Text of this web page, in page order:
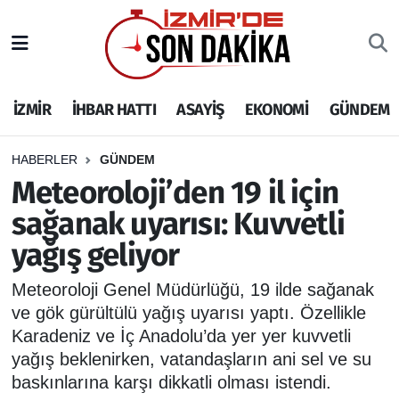
İZMİR İHBAR HATTI ASAYİŞ EKONOMİ GÜNDEM
HABERLER GÜNDEM
Meteoroloji’den 19 il için
sağanak uyarısı: Kuvvetli
yağış geliyor
Meteoroloji Genel Müdürlüğü, 19 ilde sağanak
ve gök gürültülü yağış uyarısı yaptı. Özellikle
Karadeniz ve İç Anadolu’da yer yer kuvvetli
yağış beklenirken, vatandaşların ani sel ve su
baskınlarına karşı dikkatli olması istendi.
İHBAR HATTI
DEPREM
GENEL
EKONOMİ
SİYASET
SPOR
ASAYİŞ
İzmir Nöbetçi Eczaneler
İzmir Hava Durumu
İzmir Namaz Vakitleri
İzmir Trafik Yoğunluk Haritası
Puan Durumu ve Fikstür
Tüm Manşetler
Son Dakika Haberleri
Haber Arşivi